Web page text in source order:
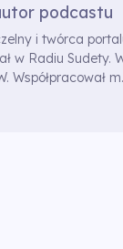
podcastu
i twórca
w Radiu Sudety.
Współpracował